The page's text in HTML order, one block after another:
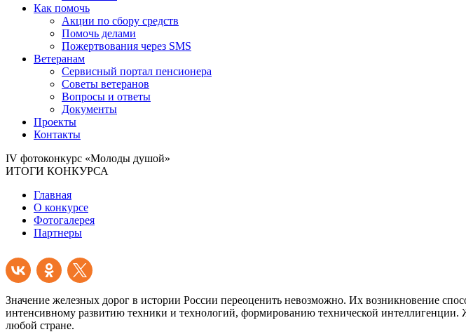
Как помочь
Акции по сбору средств
Помочь делами
Пожертвования через SMS
Ветеранам
Сервисный портал пенсионера
Советы ветеранов
Вопросы и ответы
Документы
Проекты
Контакты
IV фотоконкурс «Молоды душой»
ИТОГИ КОНКУРСА
Главная
О конкурсе
Фотогалерея
Партнеры
Значение железных дорог в истории России переоценить невозможно. Их возникновение
интенсивному развитию техники и технологий, формированию технической
любой стране.